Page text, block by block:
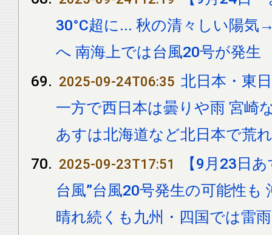
30°C超に... 秋の清々しい陽気
へ 南海上では台風20号が発生
2025-09-24T06:35 北日本・東
一方で西日本は曇りや雨 宮崎
あすは北海道など北日本で荒
2025-09-23T17:51
【9月23日
台風”台風20号発生の可能性も
晴れ続くも九州・四国では雷